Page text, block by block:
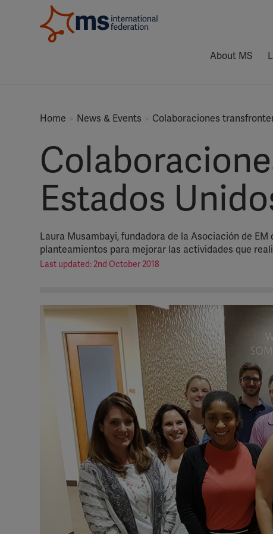
About MS
Home News & Events Colaboraciones
Estados
Laura Musambayi, fundadora de la Asociación de
planteamientos para mejorar las actividades que
Last updated: 2nd October 2018